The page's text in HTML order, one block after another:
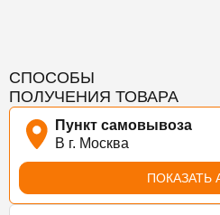
СПОСОБЫ
ПОЛУЧЕНИЯ ТОВАРА
Пункт самовывоза
В г. Москва
ПОКАЗАТЬ